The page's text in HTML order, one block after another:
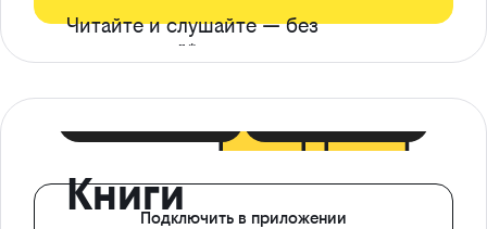
Читайте и слушайте — без
ограничений*
КнигиПодключить в приложении